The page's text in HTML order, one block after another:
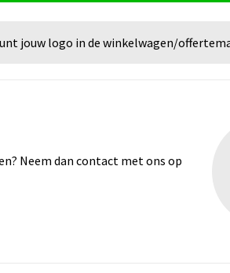
jouw logo in de winkelwagen/
Neem dan contact met ons op